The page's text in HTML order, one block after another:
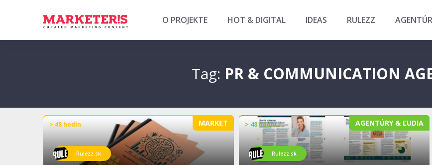
O PROJEKTE HOT & DIGITAL IDEAS RULEZZ
Tag: PR & COMMUNICATION
MARKET
> 48 hodín
Rulezz.sk
AGENTÚRY & ĽUDIA
> 48 hodín
Rulezz.sk